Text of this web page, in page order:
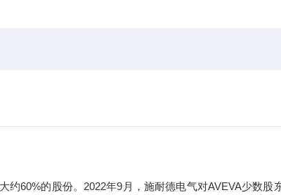
约60%的股份。2022年9月，施耐德电气对AVEVA少数